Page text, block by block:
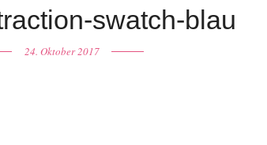
swatch-blau
24. Oktober 2017